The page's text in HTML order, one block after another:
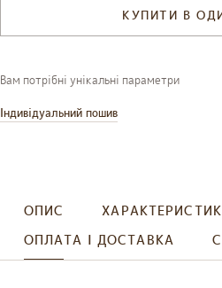
КУПИТИ В
Вам потрібні унікальні параметри
Індивідуальний пошив
ОПИС
ОПЛАТА І ДОСТАВКА